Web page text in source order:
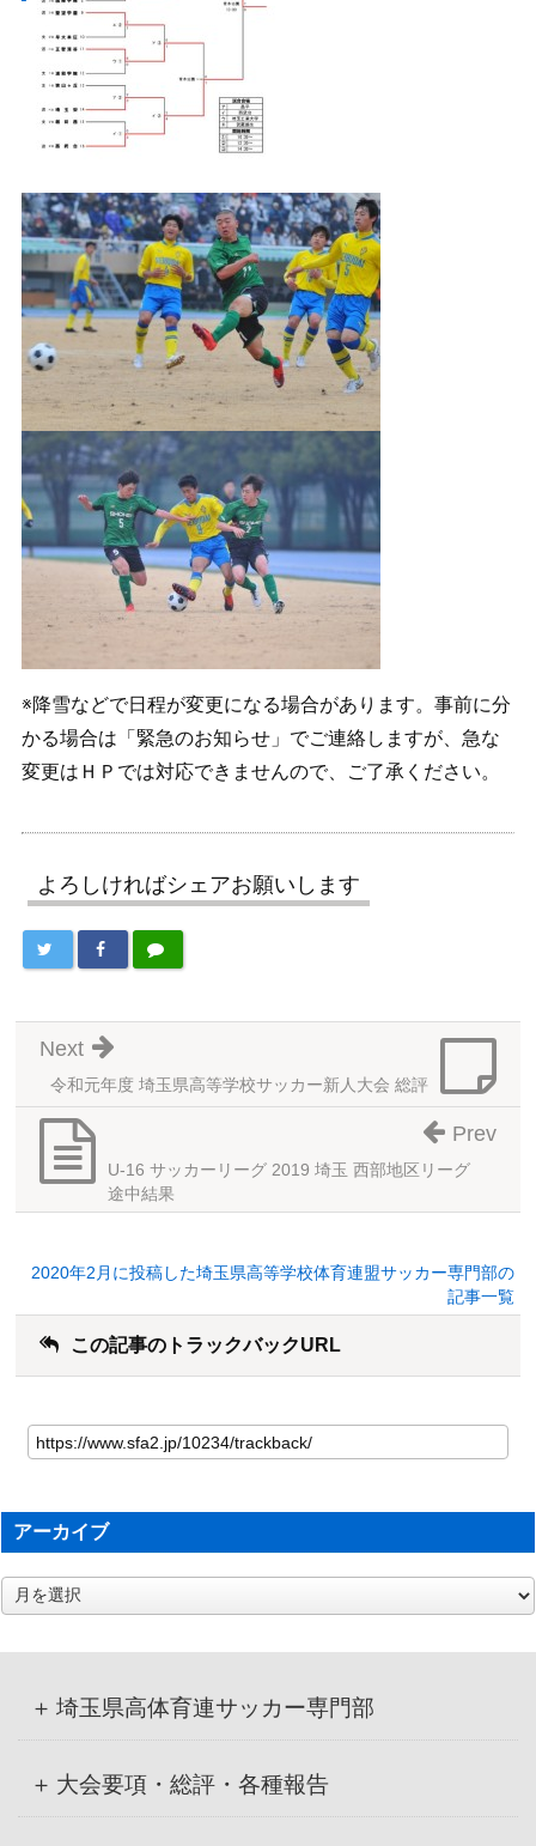
※降雪などで日程が変更になる場合があります。事前に分
かる場合は「緊急のお知らせ」でご連絡しますが、急な
変更はＨＰでは対応できませんので、ご了承ください。
よろしければシェアお願いします
令和元年度 埼玉県高等学校サッカー新人大会 総評
Next
U-16 サッカーリーグ 2019 埼玉 西部地区リーグ
途中結果
Prev
2020年2月に投稿した埼玉県高等学校体育連盟サッカー専門部の
記事一覧
この記事のトラックバックURL
アーカイブ
ア
ー
埼玉県高体育連サッカー専門部
大会要項・総評・各種報告